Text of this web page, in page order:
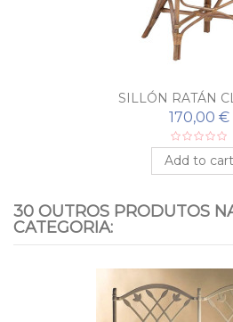
SILLÓN RATÁN
170,00 €
Add to cart
30 OUTROS PRODUTOS
CATEGORIA: